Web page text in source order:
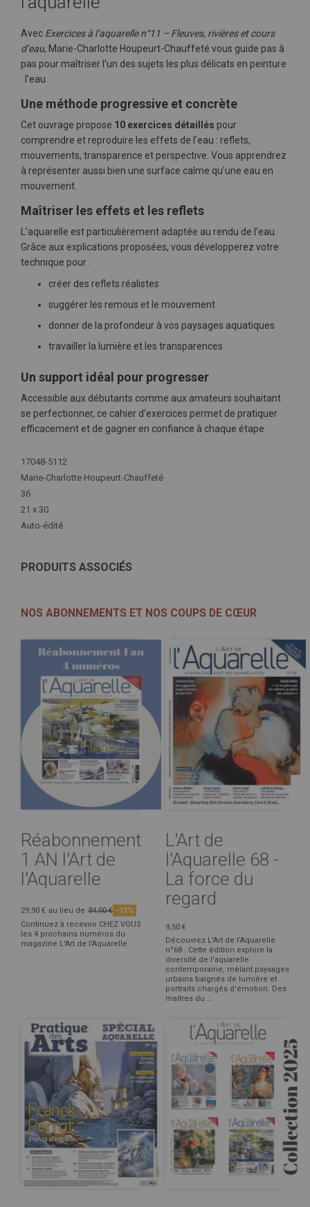
Avec Exercices à l’aquarelle n°11 – Fleuves, rivières et cours
d’eau, Marie-Charlotte Houpeurt-Chauffeté vous guide pas à
pas pour maîtriser l’un des sujets les plus délicats en peinture
: l’eau.
Une méthode progressive et concrète
Cet ouvrage propose 10 exercices détaillés pour
comprendre et reproduire les effets de l’eau : reflets,
mouvements, transparence et perspective. Vous apprendrez
à représenter aussi bien une surface calme qu’une eau en
mouvement.
Maîtriser les effets et les reflets
L’aquarelle est particulièrement adaptée au rendu de l’eau.
Grâce aux explications proposées, vous développerez votre
technique pour :
créer des reflets réalistes
suggérer les remous et le mouvement
donner de la profondeur à vos paysages aquatiques
travailler la lumière et les transparences
Un support idéal pour progresser
Accessible aux débutants comme aux amateurs souhaitant
se perfectionner, ce cahier d’exercices permet de pratiquer
efficacement et de gagner en confiance à chaque étape.
Plus
d'infos
17048-5112
Marie-Charlotte Houpeurt-Chauffeté
36
21 x 30
Auto-édité
PRODUITS ASSOCIÉS
NOS ABONNEMENTS ET NOS COUPS DE CŒUR
Réabonnement
1 AN l'Art de
l'Aquarelle
29,90 € au lieu de 34,00 € -12%
Continuez à recevoir CHEZ VOUS
les 4 prochains numéros du
magazine L'Art de l'Aquarelle.
L'Art de
l'Aquarelle 68 -
La force du
regard
9,50 €
Découvrez L’Art de l’Aquarelle
n°68 : Cette édition explore la
diversité de l'aquarelle
contemporaine, mêlant paysages
urbains baignés de lumière et
portraits chargés d'émotion. Des
maîtres du ...